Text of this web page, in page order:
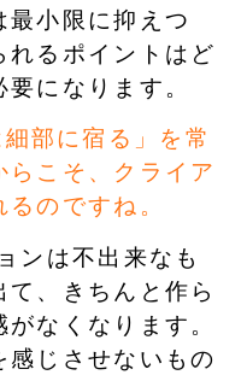
最小限に抑えつ
れるポイントはど
になります。
部に宿る」を常
らこそ、クライア
のですね。
ンは不出来なも
、きちんと作ら
なくなります。
感じさせないもの